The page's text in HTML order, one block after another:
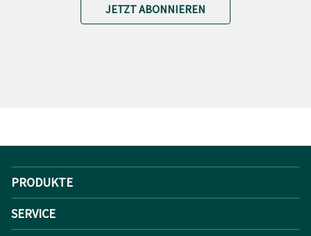
JETZT ABONNIEREN
PRODUKTE
SERVICE